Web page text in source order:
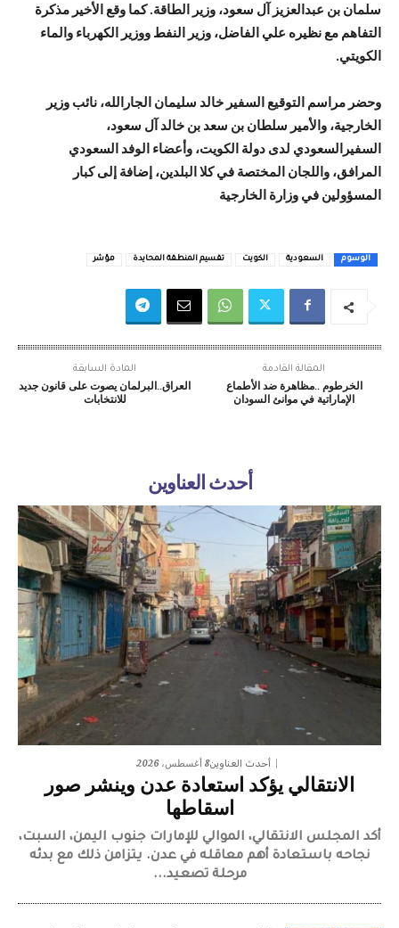
سلمان بن عبدالعزيز آل سعود، وزير الطاقة. كما وقع الأخير مذكرة
التفاهم مع نظيره علي الفاضل، وزير النفط ووزير الكهرباء والماء
الكويتي.
وحضر مراسم التوقيع السفير خالد سليمان الجارالله، نائب وزير
الخارجية، والأمير سلطان بن سعد بن خالد آل سعود،
السفيرالسعودي لدى دولة الكويت، وأعضاء الوفد السعودي
المرافق، واللجان المختصة في كلا البلدين، إضافة إلى كبار
المسؤولين في وزارة الخارجية
الوسوم السعودية الكويت تقسيم المنطقة المحايدة مؤشر
المادة السابقة
العراق..البرلمان يصوت على قانون جديد
للانتخابات
المقالة القادمة
الخرطوم ..مظاهرة ضد الأطماع
الإماراتية في موانئ السودان
أحدث العناوين
أحدث العناوين8 أغسطس، 2026
الانتقالي يؤكد استعادة عدن وينشر صور
اسقاطها
أكد المجلس الانتقالي، الموالي للإمارات جنوب اليمن، السبت،
نجاحه باستعادة أهم معاقله في عدن. يتزامن ذلك مع بدئه
مرحلة تصعيد...